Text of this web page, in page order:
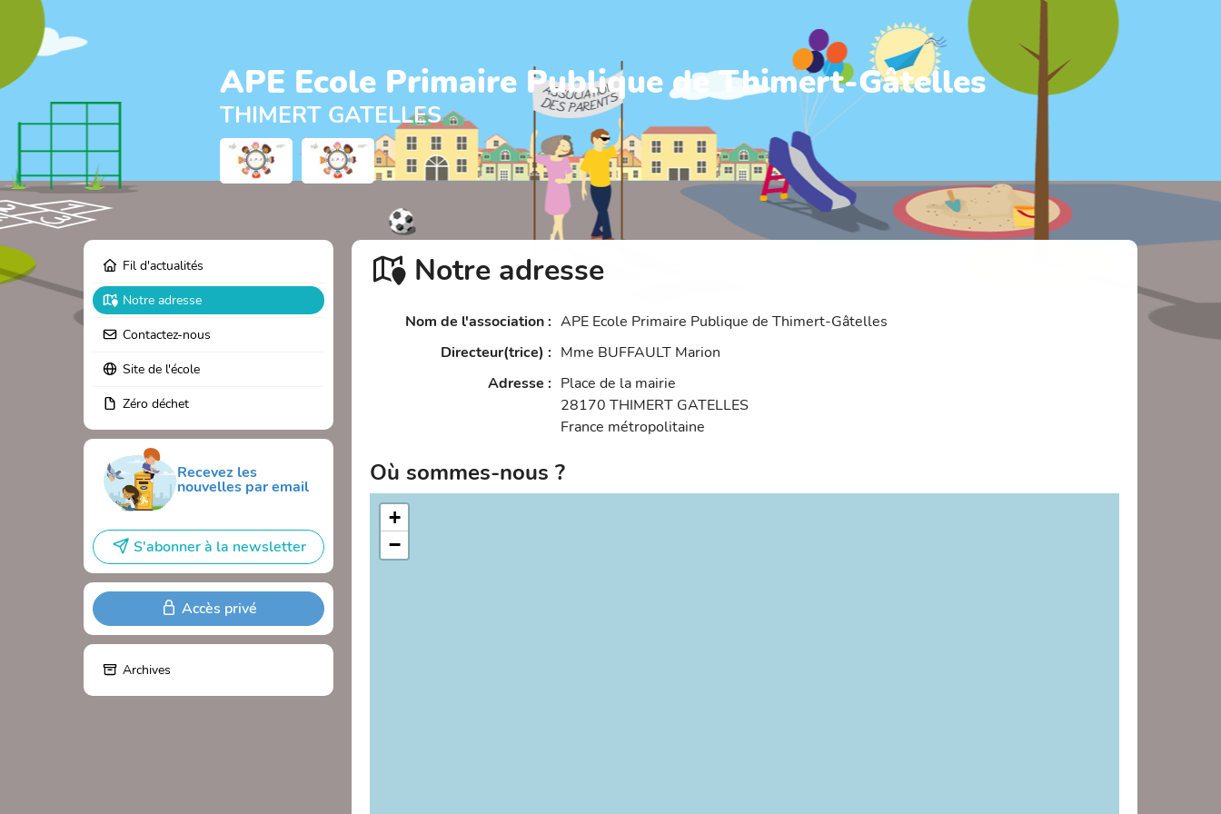
APE Ecole Primaire Publique de Thimert-Gâtelles
THIMERT GATELLES
Fil d'actualités
Notre adresse
Contactez-nous
Site de l'école
Zéro déchet
Recevez les
nouvelles par email
S'abonner à la newsletter
Accès privé
Archives
Notre adresse
Nom de l'association : APE Ecole Primaire Publique de Thimert-Gâtelles
Directeur(trice) : Mme BUFFAULT Marion
Adresse : Place de la mairie
28170 THIMERT GATELLES
France métropolitaine
Où sommes-nous ?
+
−